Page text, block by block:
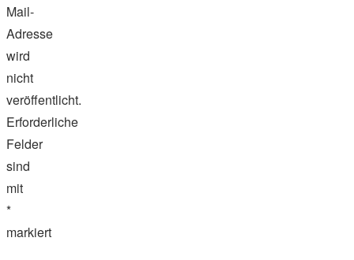
Mail-
Adresse
wird
nicht
veröffentlicht.
Erforderliche
Felder
sind
mit
*
markiert